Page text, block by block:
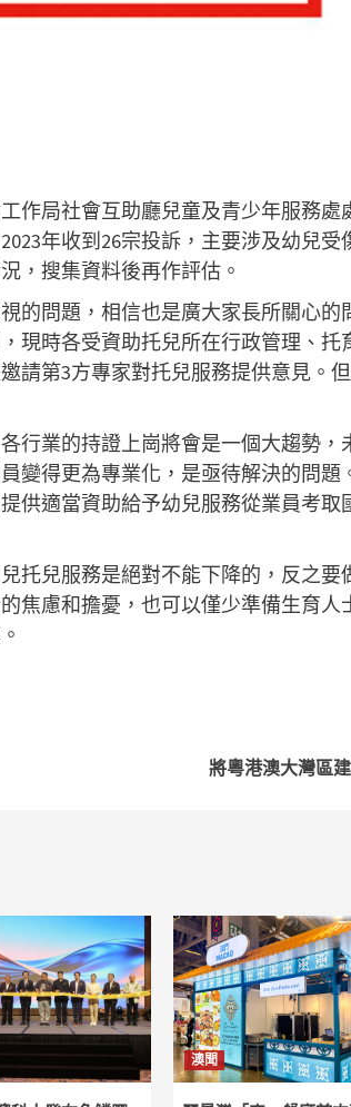
作局社會互助廳兒童及青少年服務處
年收到26宗投訴，主要涉及幼兒受
，搜集資料後再作評估。
的問題，相信也是廣大家長所關心的
現時各受資助托兒所在行政管理、托
請第3方專家對托兒服務提供意見。
行業的持證上崗將會是一個大趨勢，
變得更為專業化，是亟待解決的問題
供適當資助給予幼兒服務從業員考取
托兒服務是絕對不能下降的，反之要
焦慮和擔憂，也可以僅少準備生育人
將粵港澳大灣區
澳聞